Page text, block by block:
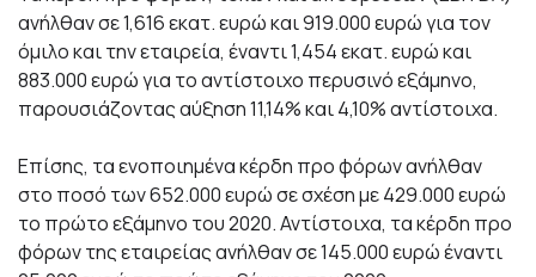
ανήλθαν σε 1,616 εκατ. ευρώ και 919.000 ευρώ για τον
όμιλο και την εταιρεία, έναντι 1,454 εκατ. ευρώ και
883.000 ευρώ για το αντίστοιχο περυσινό εξάμηνο,
παρουσιάζοντας αύξηση 11,14% και 4,10% αντίστοιχα.
Επίσης, τα ενοποιημένα κέρδη προ φόρων ανήλθαν
στο ποσό των 652.000 ευρώ σε σχέση με 429.000 ευρώ
το πρώτο εξάμηνο του 2020. Αντίστοιχα, τα κέρδη προ
φόρων της εταιρείας ανήλθαν σε 145.000 ευρώ έναντι